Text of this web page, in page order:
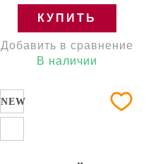
КУПИТЬ
Добавить в сравнение
В наличии
NEW